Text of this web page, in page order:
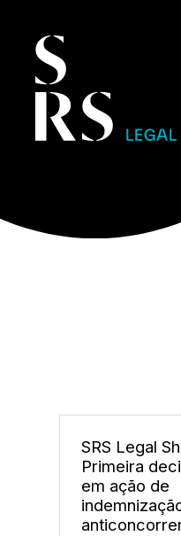
SRS Legal
Primeira
em ação de